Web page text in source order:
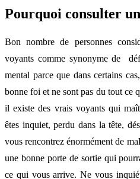
Pourquoi consulter
Bon nombre de personnes
voyants comme synonyme de
mental parce que dans certains
bonne foi et ne sont pas du tout ce
il existe des vrais voyants qui
êtes inquiet, perdu dans la tête,
vous rencontrez énormément de
une bonne porte de sortie qui
ce qui vous arrive. Ne vous